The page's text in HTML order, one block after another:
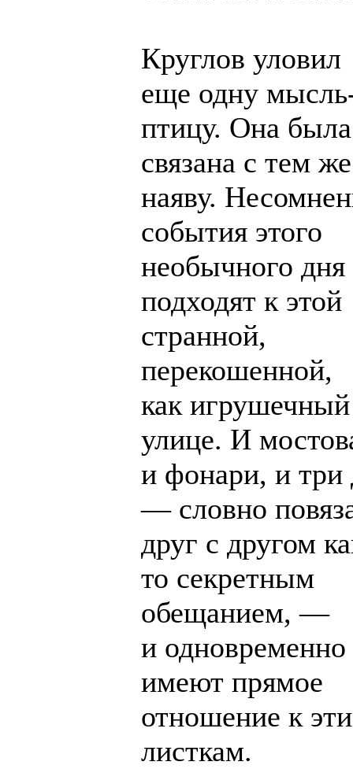
Круглов уловил
еще одну
птицу. Она была
связана с тем
наяву.
события этого
необычного дня
подходят к этой
странной,
перекошенной,
как
улице. И
и фонари, и три
— словно
друг с другом
то секретным
обещанием, —
и одновременно
имеют прямое
отношение к
листкам.